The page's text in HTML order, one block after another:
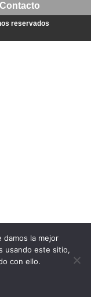
damos la mejor
usando este sitio,
con ello.
Contacto
reservados